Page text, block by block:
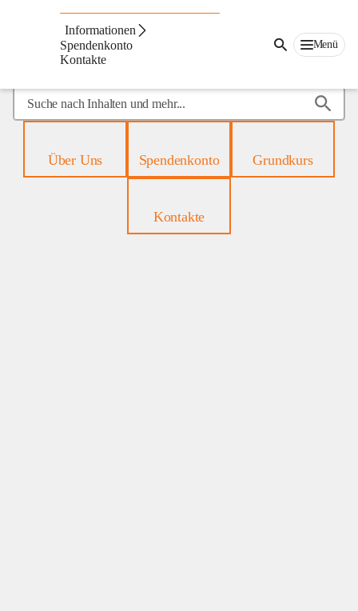
Informationen
Spendenkonto
Kontakte
Menü
Suche
nach
mehr...Über Uns Spendenkonto Grundkurs
Kontakte